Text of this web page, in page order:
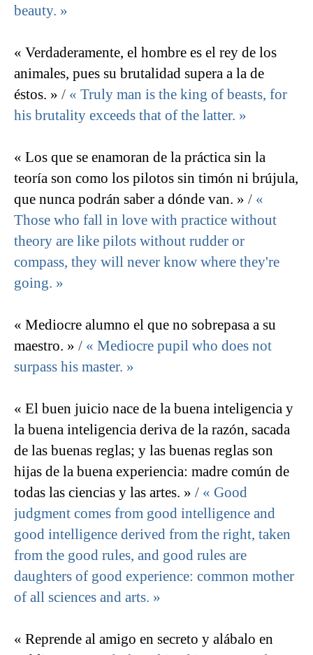
beauty. »
« Verdaderamente, el hombre es el rey de los
animales, pues su brutalidad supera a la de
éstos. » / « Truly man is the king of beasts, for
his brutality exceeds that of the latter. »
« Los que se enamoran de la práctica sin la
teoría son como los pilotos sin timón ni brújula,
que nunca podrán saber a dónde van. » / «
Those who fall in love with practice without
theory are like pilots without rudder or
compass, they will never know where they're
going. »
« Mediocre alumno el que no sobrepasa a su
maestro. » / « Mediocre pupil who does not
surpass his master. »
« El buen juicio nace de la buena inteligencia y
la buena inteligencia deriva de la razón, sacada
de las buenas reglas; y las buenas reglas son
hijas de la buena experiencia: madre común de
todas las ciencias y las artes. » / « Good
judgment comes from good intelligence and
good intelligence derived from the right, taken
from the good rules, and good rules are
daughters of good experience: common mother
of all sciences and arts. »
« Reprende al amigo en secreto y alábalo en